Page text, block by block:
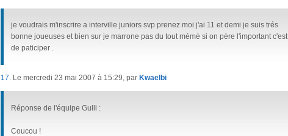
je voudrais m'inscrire a interville juniors svp prenez moi j'ai 11 et demi je suis trés
bonne joueuses et bien sur je marrone pas du tout mèmè si on père l'important c'est
de paticiper .
17. Le mercredi 23 mai 2007 à 15:29, par Kwaelbi
Réponse de l'équipe Gulli :
Coucou !